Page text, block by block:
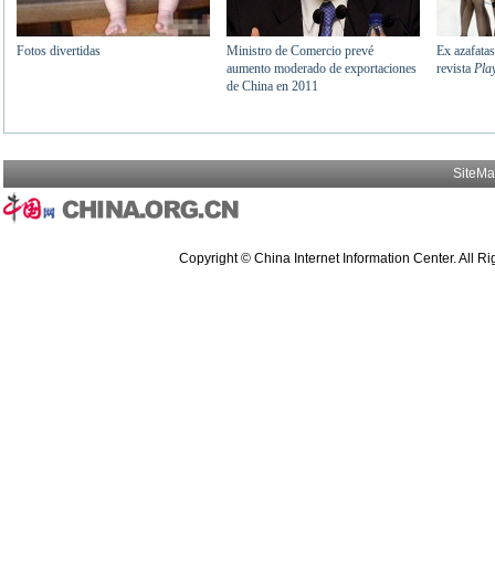
Copyright © China Internet Information Center. All